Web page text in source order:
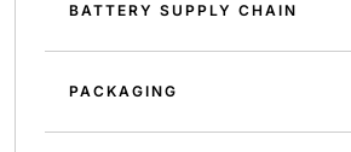
BATTERY SUPPLY CHAIN
PACKAGING